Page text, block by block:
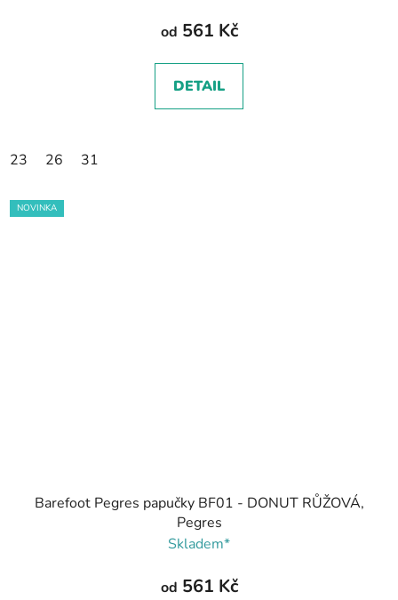
od 561 Kč
DETAIL
23 26 31
NOVINKA
Barefoot Pegres papučky BF01 - DONUT RŮŽOVÁ,
Pegres
Skladem*
od 561 Kč